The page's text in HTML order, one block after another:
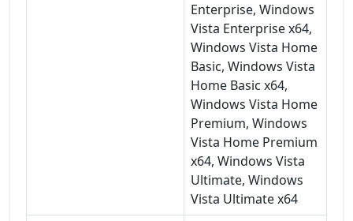
Enterprise, Windows
Vista Enterprise x64,
Windows Vista Home
Basic, Windows Vista
Home Basic x64,
Windows Vista Home
Premium, Windows
Vista Home Premium
x64, Windows Vista
Ultimate, Windows
Vista Ultimate x64